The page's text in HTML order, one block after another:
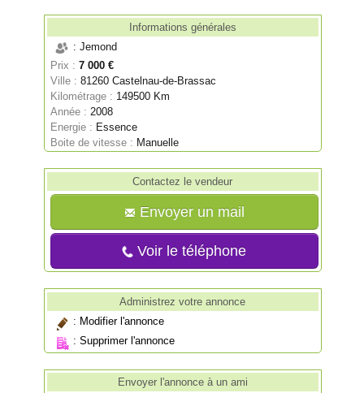
Informations générales
: Jemond
Prix : 7 000 €
Ville :81260 Castelnau-de-Brassac
Kilométrage : 149500 Km
Année : 2008
Energie : Essence
Boite de vitesse : Manuelle
Contactez le vendeur
Envoyer un mail
Voir le téléphone
Administrez votre annonce
: Modifier l'annonce
:Supprimer l'annonce
Envoyer l'annonce à un ami